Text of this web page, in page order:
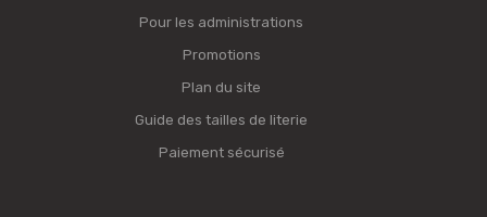
Pour les administrations
Promotions
Plan du site
Guide des tailles de literie
Paiement sécurisé